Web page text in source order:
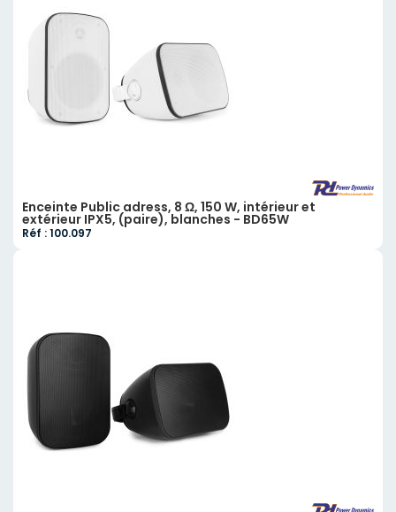
Enceinte Public adress, 8 Ω, 150 W, intérieur et
extérieur IPX5, (paire), blanches - BD65W
Réf : 100.097